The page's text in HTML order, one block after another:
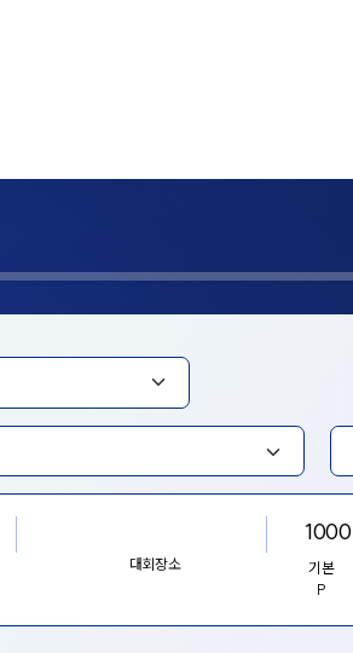
대회장소
1000
기본
P